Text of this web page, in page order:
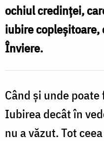
Cluci
ochiul credinței,
iubire copleșitoare,
Înviere.
Când și unde
Iubirea decât în
nu a văzut. Tot